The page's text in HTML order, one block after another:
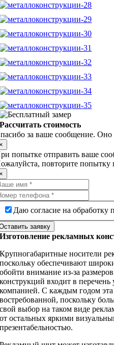
Рассчитать стоимость
за ваше сообщение. Оно
попытке отправить ваше
повторите попытку
Даю согласие на обработку
заявку
Изготовление рекламных
Крупногабаритные носители
поскольку обеспечивают
обойти внимание из-за
конструкций входит в
компанией. С каждым годом эта
востребованной, поскольку
свой выбор на таком виде
от остальных яркими
презентабельностью.